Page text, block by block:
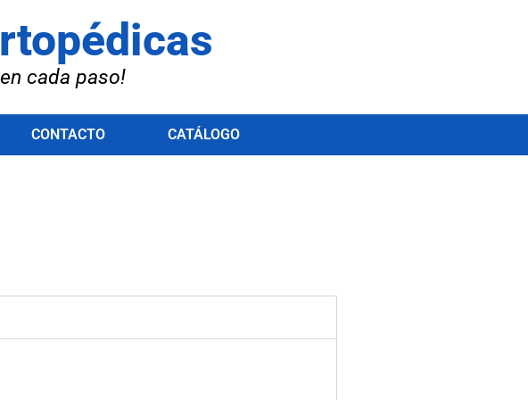
cada paso!
CONTACTO CATÁLOGO